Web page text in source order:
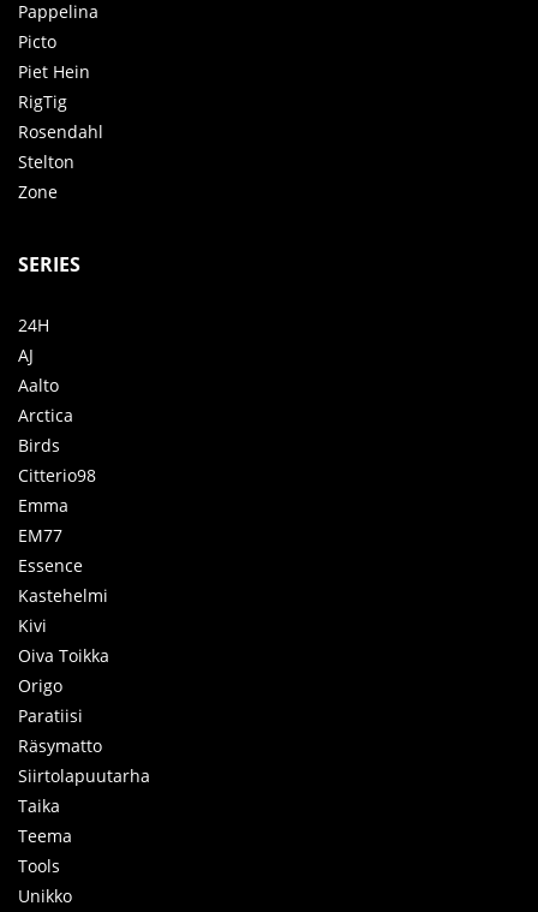
Pappelina
Picto
Piet Hein
RigTig
Rosendahl
Stelton
Zone
SERIES
24H
AJ
Aalto
Arctica
Birds
Citterio98
Emma
EM77
Essence
Kastehelmi
Kivi
Oiva Toikka
Origo
Paratiisi
Räsymatto
Siirtolapuutarha
Taika
Teema
Tools
Unikko